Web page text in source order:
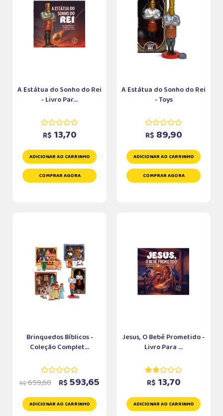
A Estátua do Sonho do Rei
- Livro Par...
R$ 13,70
ADICIONAR AO CARRINHO
COMPRAR AGORA
A Estátua do Sonho do Rei
- Toys
R$ 89,90
ADICIONAR AO CARRINHO
COMPRAR AGORA
Brinquedos Bíblicos -
Coleção Complet...
R$659,60 R$ 593,65
ADICIONAR AO CARRINHO
Jesus, O Bebê Prometido -
Livro Para ...
R$ 13,70
ADICIONAR AO CARRINHO